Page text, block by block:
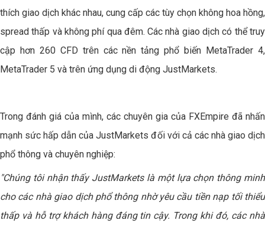
thích giao dịch khác nhau, cung cấp các tùy chọn không hoa hồng,
spread thấp và không phí qua đêm. Các nhà giao dịch có thể truy
cập hơn 260 CFD trên các nền tảng phổ biến MetaTrader 4,
MetaTrader 5 và trên ứng dụng di động JustMarkets.
Trong đánh giá của mình, các chuyên gia của FXEmpire đã nhấn
mạnh sức hấp dẫn của JustMarkets đối với cả các nhà giao dịch
phổ thông và chuyên nghiệp:
"Chúng tôi nhận thấy JustMarkets là một lựa chọn thông minh
cho các nhà giao dịch phổ thông nhờ yêu cầu tiền nạp tối thiểu
thấp và hỗ trợ khách hàng đáng tin cậy. Trong khi đó, các nhà